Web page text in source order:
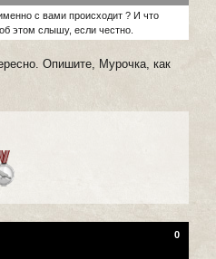
с вами происходит ? И что
этом слышу, если честно.
Опишите, Мурочка, как
0